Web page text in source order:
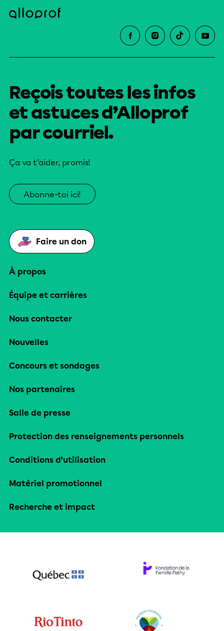
Reçois toutes les infos
et astuces d’Alloprof
par courriel.
Ça va t’aider, promis!
Abonne-toi ici!
Faire un don
À propos
Équipe et carrières
Nous contacter
Nouvelles
Concours et sondages
Nos partenaires
Salle de presse
Protection des renseignements personnels
Conditions d’utilisation
Matériel promotionnel
Recherche et impact